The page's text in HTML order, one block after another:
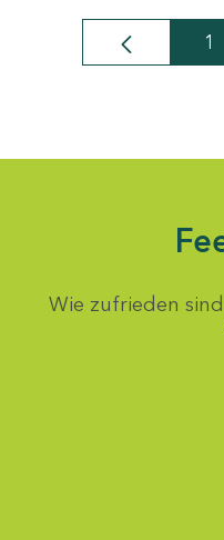
1
Wie zufrieden